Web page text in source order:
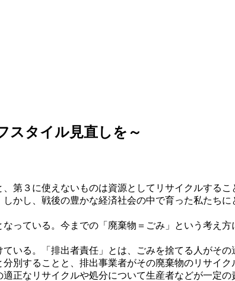
スタイル見直しを～
３に使えないものは資源としてリサイクルする
かし、戦後の豊かな経済社会の中で育った私たち
ている。今までの「廃棄物＝ごみ」という考え
る。「排出者責任」とは、ごみを捨てる人がそ
別することと、排出事業者がその廃棄物のリサイ
正なリサイクルや処分について生産者などが一定の